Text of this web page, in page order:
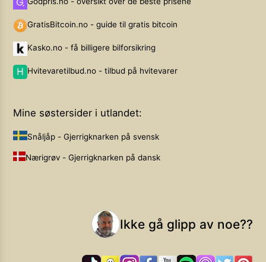
GratisBitcoin.no - guide til gratis bitcoin
Kasko.no - få billigere bilforsikring
Hvitevaretilbud.no - tilbud på hvitevarer
Mine søstersider i utlandet:
Snåljåp - Gjerrigknarken på svensk
Nærigrøv - Gjerrigknarken på dansk
Ikke gå glipp av noe??